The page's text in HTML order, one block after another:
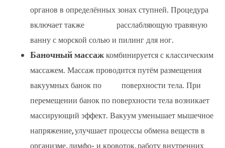
органов в определённых зонах ступней. Процедура
включает также расслабляющую травяную
ванну с морской солью и пилинг для ног.
Баночный массаж комбинируется с классическим
массажем. Массаж проводится путём размещения
вакуумных банок по поверхности тела. При
перемещении банок по поверхности тела возникает
массирующий эффект. Вакуум уменьшает мышечное
напряжение, улучшает процессы обмена веществ в
организме, лимфо- и кровоток, работу внутренних